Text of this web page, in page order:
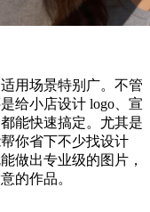
用场景特别广。不管
给小店设计 logo、宣
能快速搞定。尤其是
你省下不少找设计
做出专业级的图片，
的作品。